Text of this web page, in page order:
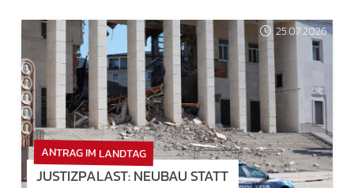
25.07.2026
ANTRAG IM LANDTAG
JUSTIZPALAST: NEUBAU STATT